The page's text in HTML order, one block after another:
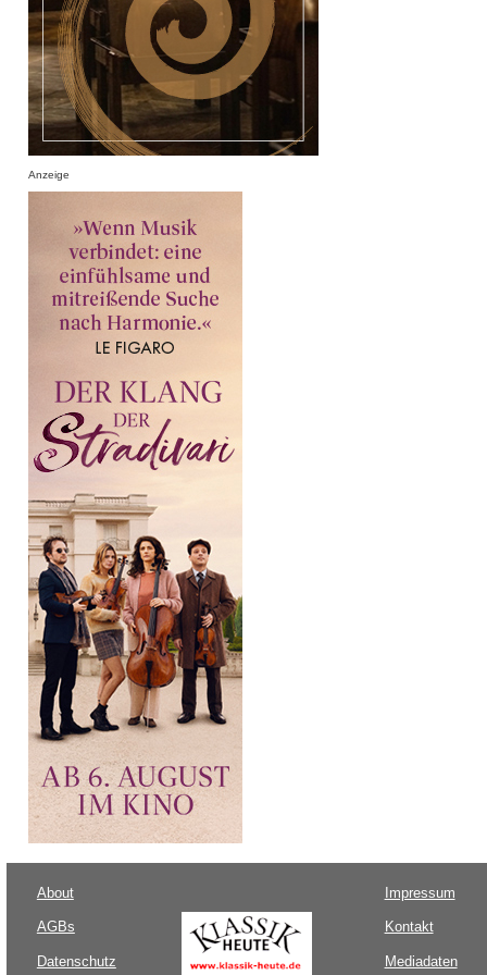
Anzeige
About
AGBs
Datenschutz
Impressum
Kontakt
Mediadaten